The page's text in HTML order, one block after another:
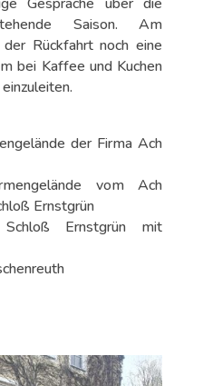
Saison. Am
Rückfahrt noch eine
bei Kaffee und Kuchen
der Firma Ach
vom Ach
Ernstgrün
Ernstgrün mit